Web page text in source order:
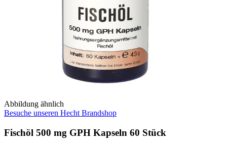
Abbildung ähnlich
Besuche unseren Hecht Brandshop
Fischöl 500 mg GPH Kapseln 60 Stück